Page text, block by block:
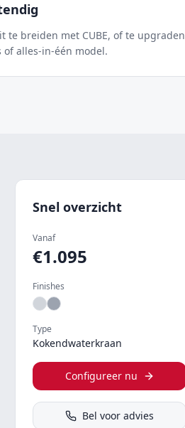
te breiden met CUBE, of te upgraden
of alles-in-één model.
Snel overzicht
Vanaf
€1.095
Finishes
Type
Kokendwaterkraan
Configureer nu
Bel voor advies